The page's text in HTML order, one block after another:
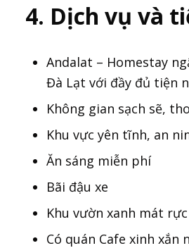
4. Dịch vụ và
Andalat – Homestay
Đà Lạt với đầy đủ tiện
Không gian sạch sẽ,
Khu vực yên tĩnh, an
Ăn sáng miễn phí
Bãi đậu xe
Khu vườn xanh mát
Có quán Cafe xinh xắn